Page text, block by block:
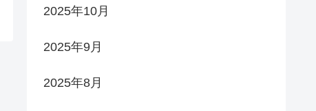
2025年10月
2025年9月
2025年8月